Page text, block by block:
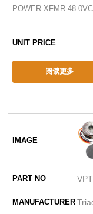
POWER XFMR
阅读更多